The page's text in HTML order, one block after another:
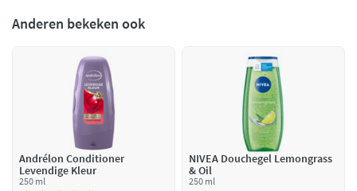
Anderen bekeken ook
Andrélon Conditioner
Levendige Kleur
250 ml
NIVEA Douchegel Lemongrass
& Oil
250 ml